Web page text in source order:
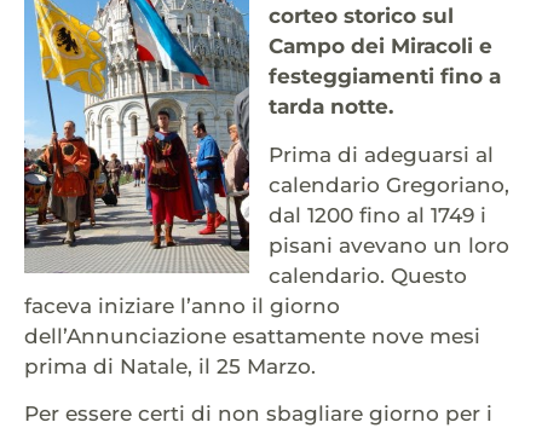
corteo storico sul
Campo dei Miracoli e
festeggiamenti fino a
tarda notte.
Prima di adeguarsi al
calendario Gregoriano,
dal 1200 fino al 1749 i
pisani avevano un loro
calendario. Questo
faceva iniziare l’anno il giorno
dell’Annunciazione esattamente nove mesi
prima di Natale, il 25 Marzo.
Per essere certi di non sbagliare giorno per i